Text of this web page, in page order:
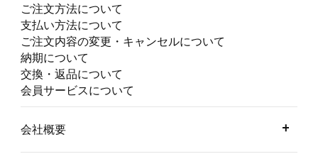
ご注文方法について
支払い方法について
ご注文内容の変更・キャンセルについて
納期について
交換・返品について
会員サービスについて
会社概要